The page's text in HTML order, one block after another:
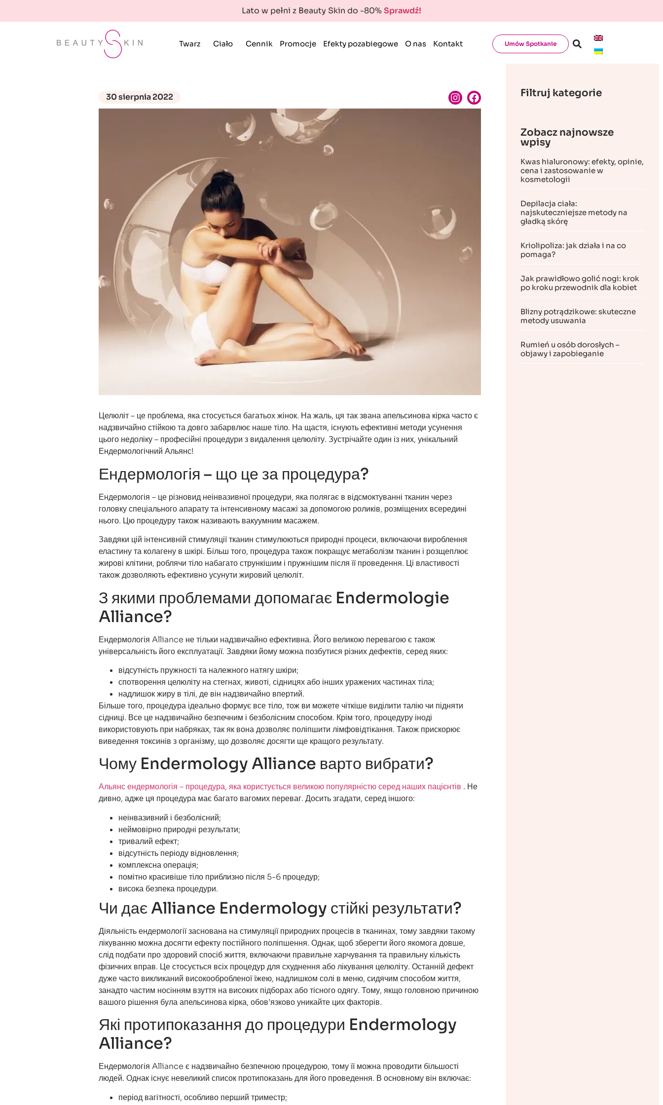
Lato w pełni z Beauty Skin do -80% Sprawdź!
Twarz Ciało Cennik Promocje Efekty pozabiegowe O nas Kontakt Umów Spotkanie
30 sierpnia 2022
Целюліт – це проблема, яка стосується багатьох жінок. На жаль, ця так звана апельсинова кірка часто є
надзвичайно стійкою та довго забарвлює наше тіло. На щастя, існують ефективні методи усунення
цього недоліку – професійні процедури з видалення целюліту. Зустрічайте один із них, унікальний
Ендермологічний Альянс!
Ендермологія – що це за процедура?
Ендермологія – це різновид неінвазивної процедури, яка полягає в відсмоктуванні тканин через
головку спеціального апарату та інтенсивному масажі за допомогою роликів, розміщених всередині
нього. Цю процедуру також називають вакуумним масажем.
Завдяки цій інтенсивній стимуляції тканин стимулюються природні процеси, включаючи вироблення
еластину та колагену в шкірі. Більш того, процедура також покращує метаболізм тканин і розщеплює
жирові клітини, роблячи тіло набагато стрункішим і пружнішим після її проведення. Ці властивості
також дозволяють ефективно усунути жировий целюліт.
З якими проблемами допомагає Endermologie
Alliance?
Ендермологія Alliance не тільки надзвичайно ефективна. Його великою перевагою є також
універсальність його експлуатації. Завдяки йому можна позбутися різних дефектів, серед яких:
відсутність пружності та належного натягу шкіри;
спотворення целюліту на стегнах, животі, сідницях або інших уражених частинах тіла;
надлишок жиру в тілі, де він надзвичайно впертий.
Більше того, процедура ідеально формує все тіло, тож ви можете чіткіше виділити талію чи підняти
сідниці. Все це надзвичайно безпечним і безболісним способом. Крім того, процедуру іноді
використовують при набряках, так як вона дозволяє поліпшити лімфовідтікання. Також прискорює
виведення токсинів з організму, що дозволяє досягти ще кращого результату.
Чому Endermology Alliance варто вибрати?
Альянсендермологія – процедура, яка користується великою популярністю серед наших пацієнтів . Не
дивно, адже ця процедура має багато вагомих переваг. Досить згадати, серед іншого:
неінвазивний і безболісний;
неймовірно природні результати;
тривалий ефект;
відсутність періоду відновлення;
комплексна операція;
помітно красивіше тіло приблизно після 5-6 процедур;
висока безпека процедури.
Чи дає Alliance Endermology стійкі результати?
Діяльністьендермологіїзаснована на стимуляції природних процесів в тканинах, тому завдяки такому
лікуванню можна досягти ефекту постійного поліпшення. Однак, щоб зберегти його якомога довше,
слід подбати про здоровий спосіб життя, включаючи правильне харчування та правильну кількість
фізичних вправ. Це стосується всіх процедур для схуднення або лікування целюліту. Останній дефект
дуже часто викликаний високообробленої їжею, надлишком солі в меню, сидячим способом життя,
занадто частим носінням взуття на високих підборах або тісного одягу. Тому, якщо головною причиною
вашого рішення була апельсинова кірка, обов’язково уникайте цих факторів.
Які протипоказання до процедури Endermology
Alliance?
Ендермологія Alliance є надзвичайно безпечною процедурою, тому її можна проводити більшості
людей. Однак існує невеликий список протипоказань для його проведення. В основному він включає:
період вагітності, особливо перший триместр;
Filtruj kategorie
Zobacz najnowsze
wpisy
Kwas hialuronowy: efekty, opinie,
cena i zastosowanie w
kosmetologii
Depilacja ciała:
najskuteczniejsze metody na
gładką skórę
Kriolipoliza: jak działa i na co
pomaga?
Jak prawidłowo golić nogi: krok
po kroku przewodnik dla kobiet
Blizny potrądzikowe: skuteczne
metody usuwania
Rumień u osób dorosłych –
objawy i zapobieganie